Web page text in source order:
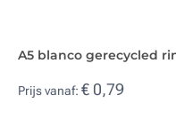
A5 blanco gerecycled
Prijs vanaf: € 0,79